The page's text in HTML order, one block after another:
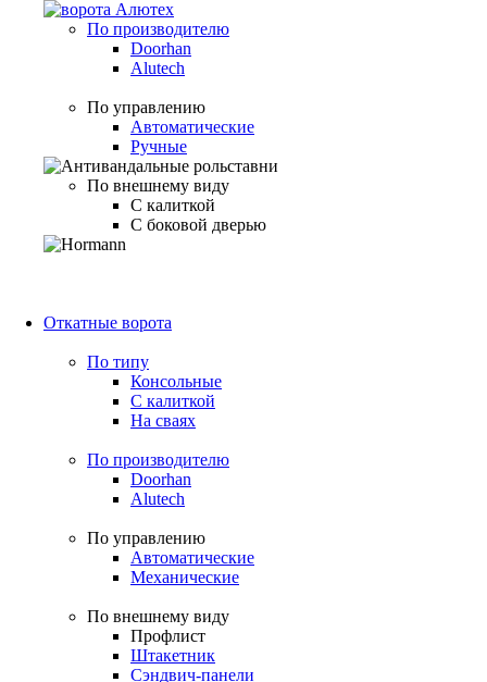
По производителю
Doorhan
Alutech
По управлению
Автоматические
Ручные
По внешнему виду
С калиткой
С боковой дверью
Откатные ворота
По типу
Консольные
С калиткой
На сваях
По производителю
Doorhan
Alutech
По управлению
Автоматические
Механические
По внешнему виду
Профлист
Штакетник
Сэндвич-панели